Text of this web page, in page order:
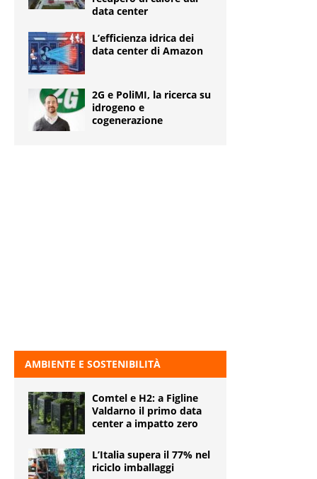
data center
L’efficienza idrica dei
data center di Amazon
2G e PoliMI, la ricerca su
idrogeno e
cogenerazione
AMBIENTE E SOSTENIBILITÀ
Comtel e H2: a Figline
Valdarno il primo data
center a impatto zero
L’Italia supera il 77% nel
riciclo imballaggi